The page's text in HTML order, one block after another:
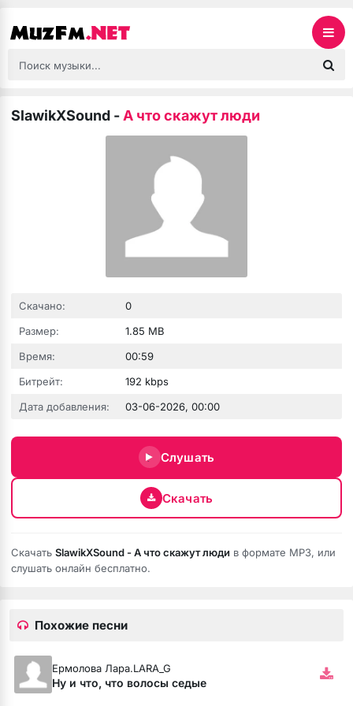
SlawikXSound - А что скажут люди
Скачано:
0
Размер:
1.85 MB
Время:
00:59
Битрейт:
192 kbps
Дата добавления:
03-06-2026, 00:00
Слушать
Скачать
Скачать SlawikXSound - А что скажут люди в формате MP3, или
слушать онлайн бесплатно.
Похожие песни
Ермолова Лара.LARA_G
Ну и что, что волосы седые